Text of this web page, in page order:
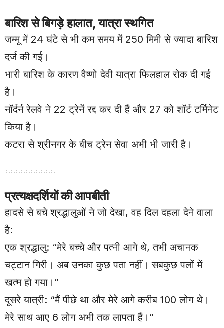
बारिश से बिगड़े हालात, यात्रा स्थगित
जम्मू में 24 घंटे से भी कम समय में 250 मिमी से ज्यादा बारिश
दर्ज की गई।
भारी बारिश के कारण वैष्णो देवी यात्रा फिलहाल रोक दी गई
है।
नॉर्दर्न रेलवे ने 22 ट्रेनें रद्द कर दी हैं और 27 को शॉर्ट टर्मिनेट
किया है।
कटरा से श्रीनगर के बीच ट्रेन सेवा अभी भी जारी है।
प्रत्यक्षदर्शियों की आपबीती
हादसे से बचे श्रद्धालुओं ने जो देखा, वह दिल दहला देने वाला
है:
एक श्रद्धालु: “मेरे बच्चे और पत्नी आगे थे, तभी अचानक
चट्टान गिरी। अब उनका कुछ पता नहीं। सबकुछ पलों में
खत्म हो गया।”
दूसरे यात्री: “मैं पीछे था और मेरे आगे करीब 100 लोग थे।
मेरे साथ आए 6 लोग अभी तक लापता हैं।”